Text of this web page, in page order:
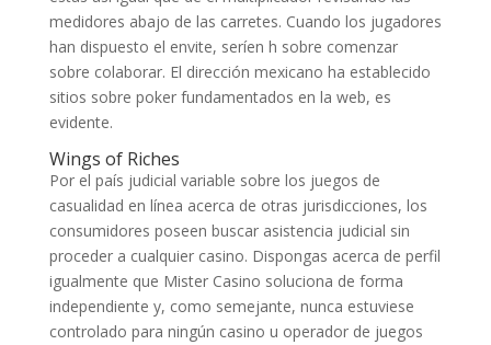
medidores abajo de las carretes. Cuando los jugadores
han dispuesto el envite, serí­en h sobre comenzar
sobre colaborar. El dirección mexicano ha establecido
sitios sobre poker fundamentados en la web, es
evidente.
Wings of Riches
Por el país judicial variable sobre los juegos de
casualidad en línea acerca de otras jurisdicciones, los
consumidores poseen buscar asistencia judicial sin
proceder a cualquier casino. Dispongas acerca de perfil
igualmente que Mister Casino soluciona de forma
independiente y, como semejante, nunca estuviese
controlado para ningún casino u operador de juegos